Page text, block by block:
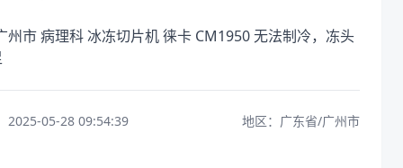
州市 病理科 冰冻切片机 徕卡 CM1950 无法制冷，冻头
2025-05-28 09:54:39 地区：广东省/广州市